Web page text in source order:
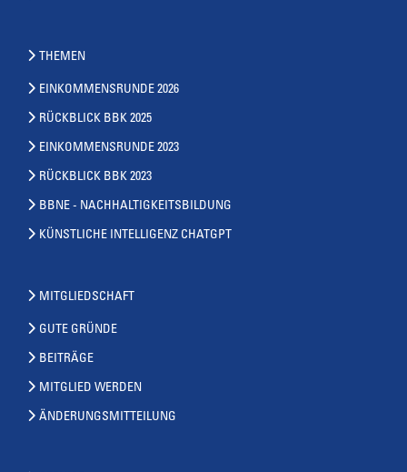
THEMEN
EINKOMMENSRUNDE 2026
RÜCKBLICK BBK 2025
EINKOMMENSRUNDE 2023
RÜCKBLICK BBK 2023
BBNE - NACHHALTIGKEITSBILDUNG
KÜNSTLICHE INTELLIGENZ CHATGPT
MITGLIEDSCHAFT
GUTE GRÜNDE
BEITRÄGE
MITGLIED WERDEN
ÄNDERUNGSMITTEILUNG